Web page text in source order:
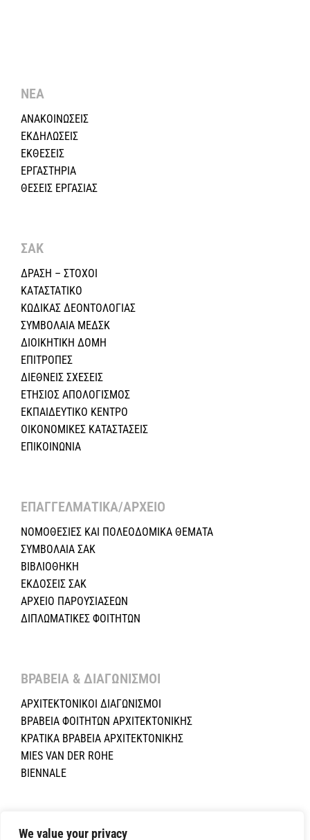
We value your privacy
ΝΕΑ
ΑΝΑΚΟΙΝΩΣΕΙΣ
ΕΚΔΗΛΩΣΕΙΣ
ΕΚΘΕΣΕΙΣ
ΕΡΓΑΣΤΗΡΙΑ
ΘΕΣΕΙΣ ΕΡΓΑΣΙΑΣ
ΣΑΚ
ΔΡΑΣΗ – ΣΤΟΧΟΙ
ΚΑΤΑΣΤΑΤΙΚΟ
ΚΩΔΙΚΑΣ ΔΕΟΝΤΟΛΟΓΙΑΣ
ΣΥΜΒΟΛΑΙΑ ΜΕΔΣΚ
ΔΙΟΙΚΗΤΙΚΗ ΔΟΜΗ
ΕΠΙΤΡΟΠΕΣ
ΔΙΕΘΝΕΙΣ ΣΧΕΣEIΣ
ΕΤΗΣΙΟΣ ΑΠΟΛΟΓΙΣΜΟΣ
ΕΚΠΑΙΔΕΥΤΙΚΟ ΚΕΝΤΡΟ
ΟΙΚΟΝΟΜΙΚΕΣ ΚΑΤΑΣΤΑΣΕΙΣ
ΕΠΙΚΟΙΝΩΝΙΑ
ΕΠΑΓΓΕΛΜΑΤΙΚΑ/ΑΡΧΕΙΟ ​
ΝΟΜΟΘΕΣΙΕΣ KAI ΠΟΛΕΟΔΟΜΙΚΑ ΘΕΜΑΤΑ
ΣΥΜΒΟΛΑΙΑ ΣΑΚ
ΒΙΒΛΙΟΘΗΚΗ
ΕΚΔΟΣΕΙΣ ΣΑΚ
ΑΡΧΕΙΟ ΠΑΡΟΥΣΙΑΣΕΩΝ
ΔΙΠΛΩΜΑΤΙΚΕΣ ΦΟΙΤΗΤΩΝ
ΒΡΑΒΕΙΑ & ΔΙΑΓΩΝΙΣΜΟΙ ​
ΑΡΧΙΤΕΚΤΟΝΙΚΟΙ ΔΙΑΓΩΝΙΣΜΟΙ
ΒΡΑΒΕΙΑ ΦΟΙΤΗΤΩΝ ΑΡΧΙΤΕΚΤΟΝΙΚΗΣ
ΚΡΑΤΙΚΑ ΒΡΑΒΕΙΑ ΑΡΧΙΤΕΚΤΟΝΙΚΗΣ
MIES VAN DER ROHE
BIENNALE
Reserved. Powered byNETinfo Plc